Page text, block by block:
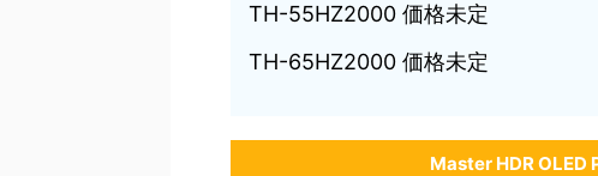
TH-55HZ2000 価格未定
TH-65HZ2000 価格未定
Master HDR